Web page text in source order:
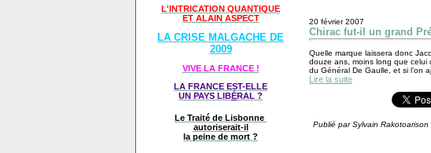
L'INTRICATION QUANTIQUE
ET ALAIN ASPECT
LA CRISE MALGACHE DE
2009
VIVE LA FRANCE !
LA FRANCE EST-ELLE
UN PAYS LIBÉRAL ?
Le Traité de Lisbonne
autoriserait-il
la peine de mort ?
20 février 2007
Chirac fut-il un grand
Quelle marque laissera donc
douze ans, moins long que celui
du Général De Gaulle, et si l’on
Lire la suite
Publié par Sylvain Rakotoarison